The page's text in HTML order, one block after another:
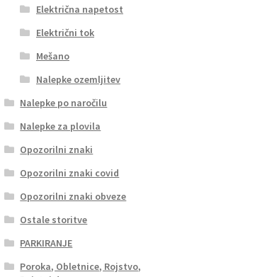
Električna napetost
Električni tok
Mešano
Nalepke ozemljitev
Nalepke po naročilu
Nalepke za plovila
Opozorilni znaki
Opozorilni znaki covid
Opozorilni znaki obveze
Ostale storitve
PARKIRANJE
Poroka, Obletnice, Rojstvo,